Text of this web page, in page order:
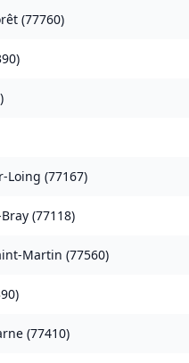
(77760)
)
)
Loing (77167)
(77118)
Martin (77560)
)
(77410)